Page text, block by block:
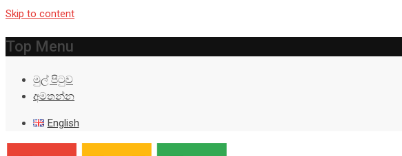
Skip to content
Top Menu
මුල් පිටුව
අමතන්න
English